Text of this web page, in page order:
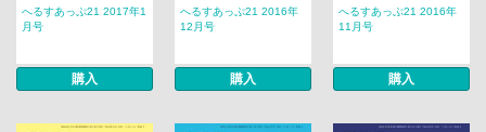
へるすあっぷ21 2017年1
月号
購入
へるすあっぷ21 2016年
12月号
購入
へるすあっぷ21 2016年
11月号
購入